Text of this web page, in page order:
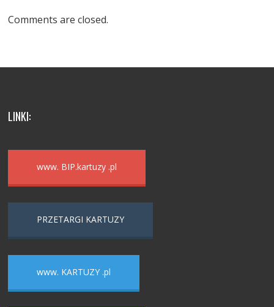
Comments are closed.
LINKI:
www. BIP.kartuzy .pl
PRZETARGI KARTUZY
www. KARTUZY .pl